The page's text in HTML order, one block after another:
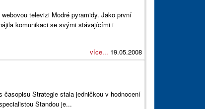
televizi Modré pyramidy. Jako první
komunikaci se svými stávajícími i
více... 19.05.2008
Strategie stala jedničkou v hodnocení
Standou je...